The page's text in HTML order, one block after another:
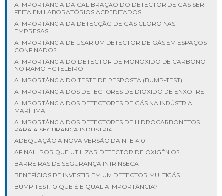
A IMPORTÂNCIA DA CALIBRAÇÃO DO DETECTOR DE GÁS SER
FEITA EM LABORATÓRIOS ACREDITADOS
A IMPORTÂNCIA DA DETECÇÃO DE GÁS CLORO NAS
EMPRESAS
A IMPORTÂNCIA DE USAR UM DETECTOR DE GÁS EM ESPAÇOS
CONFINADOS
A IMPORTÂNCIA DO DETECTOR DE MONÓXIDO DE CARBONO
NO RAMO HOTELEIRO
A IMPORTÂNCIA DO TESTE DE RESPOSTA (BUMP-TEST)
A IMPORTÂNCIA DOS DETECTORES DE DIÓXIDO DE ENXOFRE
A IMPORTÂNCIA DOS DETECTORES DE GÁS NA INDÚSTRIA
MARÍTIMA
A IMPORTÂNCIA DOS DETECTORES DE HIDROCARBONETOS
PARA A SEGURANÇA INDUSTRIAL
ADEQUAÇÃO À NOVA VERSÃO DA NFE 4.0
AFINAL, POR QUE UTILIZAR DETECTOR DE OXIGÊNIO?
BARREIRAS DE SEGURANÇA INTRÍNSECA
BENEFÍCIOS DE INVESTIR EM UM DETECTOR MULTIGÁS
BUMP TEST: O QUE É E QUAL A IMPORTÂNCIA?